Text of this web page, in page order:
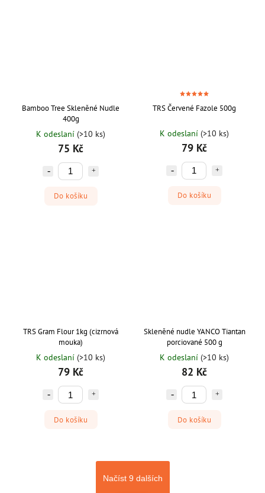
Bamboo Tree Skleněné Nudle
400g
K odeslaní (>10 ks)
75 Kč
Do košíku
TRS Červené Fazole 500g
K odeslaní (>10 ks)
79 Kč
Do košíku
TRS Gram Flour 1kg (cizrnová
mouka)
K odeslaní (>10 ks)
79 Kč
Do košíku
Skleněné nudle YANCO Tiantan
porciované 500 g
K odeslaní (>10 ks)
82 Kč
Do košíku
Načíst 9 dalších